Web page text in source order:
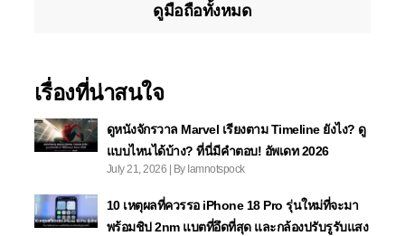
ดูมือถือทั้งหมด
เรื่องที่น่าสนใจ
ดูหนังจักรวาล Marvel เรียงตาม Timeline ยังไง? ดู
แบบไหนได้บ้าง? ที่นี่มีคำตอบ! อัพเดท 2026
July 21, 2026 | By Iamnotspock
10 เหตุผลที่ควรรอ iPhone 18 Pro รุ่นใหม่ที่จะมา
พร้อมชิป 2nm แบตที่อึดที่สุด และกล้องปรับรูรับแสง